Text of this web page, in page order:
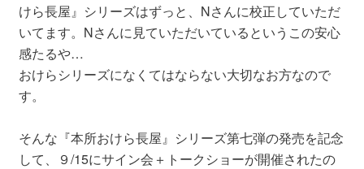
けら長屋』シリーズはずっと、Nさんに校正していただ
いてます。Nさんに見ていただいているというこの安心
感たるや…
おけらシリーズになくてはならない大切なお方なので
す。
そんな『本所おけら長屋』シリーズ第七弾の発売を記念
して、９/15にサイン会＋トークショーが開催されたの